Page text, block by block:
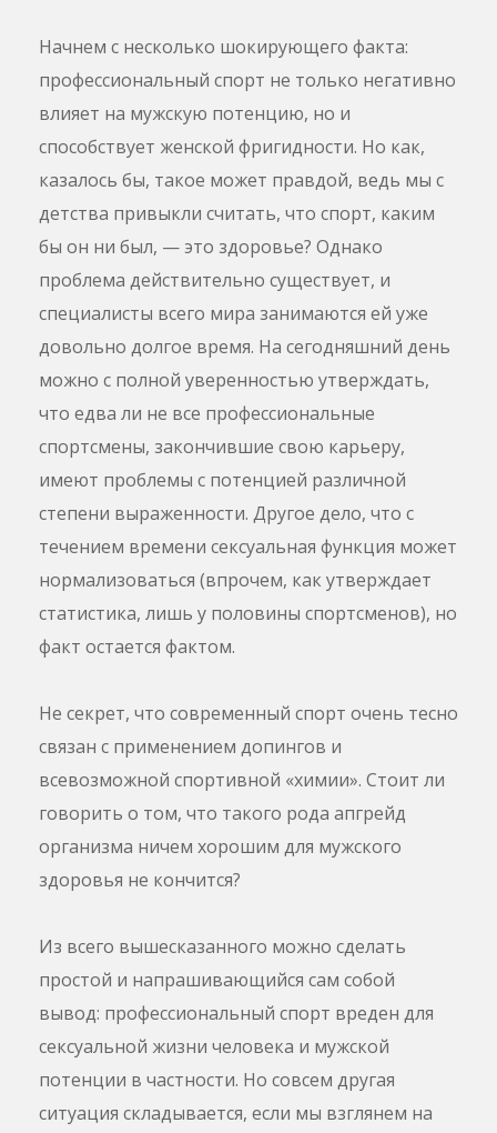
Начнем с несколько шокирующего факта:
профессиональный спорт не только негативно
влияет на мужскую потенцию, но и
способствует женской фригидности. Но как,
казалось бы, такое может правдой, ведь мы с
детства привыкли считать, что спорт, каким
бы он ни был, — это здоровье? Однако
проблема действительно существует, и
специалисты всего мира занимаются ей уже
довольно долгое время. На сегодняшний день
можно с полной уверенностью утверждать,
что едва ли не все профессиональные
спортсмены, закончившие свою карьеру,
имеют проблемы с потенцией различной
степени выраженности. Другое дело, что с
течением времени сексуальная функция может
нормализоваться (впрочем, как утверждает
статистика, лишь у половины спортсменов), но
факт остается фактом.
Не секрет, что современный спорт очень тесно
связан с применением допингов и
всевозможной спортивной «химии». Стоит ли
говорить о том, что такого рода апгрейд
организма ничем хорошим для мужского
здоровья не кончится?
Из всего вышесказанного можно сделать
простой и напрашивающийся сам собой
вывод: профессиональный спорт вреден для
сексуальной жизни человека и мужской
потенции в частности. Но совсем другая
ситуация складывается, если мы взглянем на